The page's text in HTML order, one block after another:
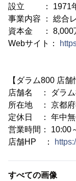
設立 ： 1971
事業内容 ： 総合
資本金 ： 8,000
Webサイト：
【ダラム800 店舗
店舗名 ： ダラ
所在地 ： 京都府
定休日 ： 年中
営業時間： 10:00
店舗HP ：
すべての画像